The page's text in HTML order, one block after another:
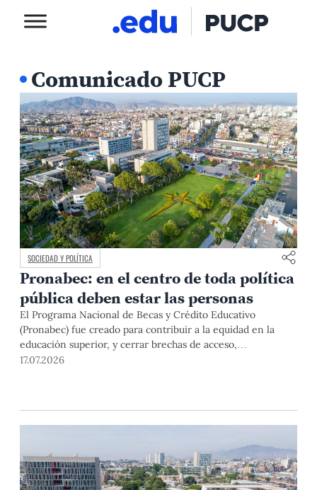
Comunicado PUCP
SOCIEDAD Y POLÍTICA
Pronabec: en el centro de toda política
pública deben estar las personas
El Programa Nacional de Becas y Crédito Educativo
(Pronabec) fue creado para contribuir a la equidad en la
educación superior, y cerrar brechas de acceso,
permanencia y culminación de estudios universitarios de
17.07.2026